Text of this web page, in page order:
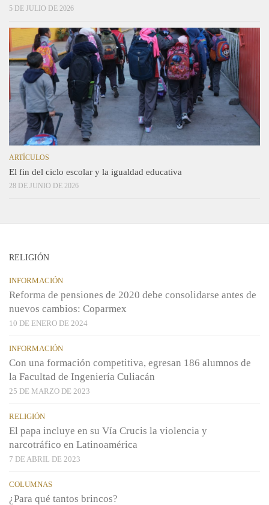
5 DE JULIO DE 2026
ARTÍCULOS
El fin del ciclo escolar y la igualdad educativa
28 DE JUNIO DE 2026
RELIGIÓN
INFORMACIÓN
Reforma de pensiones de 2020 debe consolidarse antes de
nuevos cambios: Coparmex
10 DE ENERO DE 2024
INFORMACIÓN
Con una formación competitiva, egresan 186 alumnos de
la Facultad de Ingeniería Culiacán
25 DE MARZO DE 2023
RELIGIÓN
El papa incluye en su Vía Crucis la violencia y
narcotráfico en Latinoamérica
7 DE ABRIL DE 2023
COLUMNAS
¿Para qué tantos brincos?